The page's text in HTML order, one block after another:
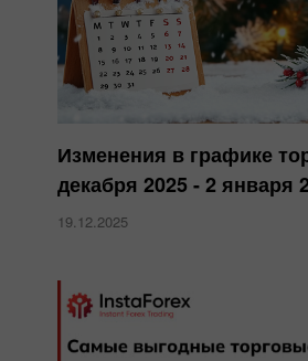
Изменения в графике
декабря 2025 - 2 января
19.12.2025